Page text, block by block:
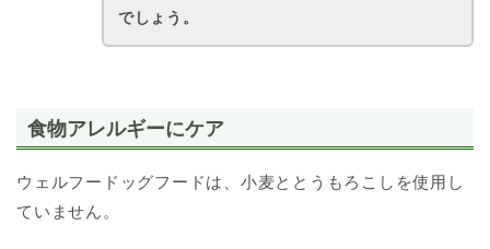
でしょう。
食物アレルギーにケア
ウェルフードッグフードは、小麦ととうもろこしを使用し
ていません。